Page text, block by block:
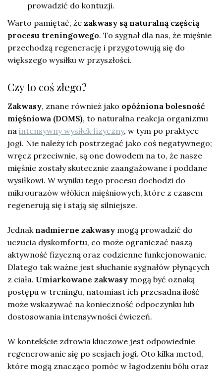
prowadzić do kontuzji.
Warto pamiętać, że zakwasy są naturalną częścią
procesu treningowego. To sygnał dla nas, że mięśnie
przechodzą regenerację i przygotowują się do
większego wysiłku w przyszłości.
Czy to coś złego?
Zakwasy, znane również jako opóźniona bolesność
mięśniowa (DOMS), to naturalna reakcja organizmu
na intensywny wysiłek fizyczny, w tym po praktyce
jogi. Nie należy ich postrzegać jako coś negatywnego;
wręcz przeciwnie, są one dowodem na to, że nasze
mięśnie zostały skutecznie zaangażowane i poddane
wysiłkowi. W wyniku tego procesu dochodzi do
mikrourazów włókien mięśniowych, które z czasem
regenerują się i stają się silniejsze.
Jednak nadmierne zakwasy mogą prowadzić do
uczucia dyskomfortu, co może ograniczać naszą
aktywność fizyczną oraz codzienne funkcjonowanie.
Dlatego tak ważne jest słuchanie sygnałów płynących
z ciała. Umiarkowane zakwasy mogą być oznaką
postępu w treningu, natomiast ich przesadna ilość
może wskazywać na konieczność odpoczynku lub
dostosowania intensywności ćwiczeń.
W kontekście zdrowia kluczowe jest odpowiednie
regenerowanie się po sesjach jogi. Oto kilka metod,
które mogą znacząco pomóc w łagodzeniu bólu oraz